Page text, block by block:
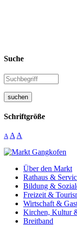
Suche
suchen
Schriftgröße
A A A
Über den Markt
Rathaus &
Bildung &
Freizeit &
Wirtschaft &
Kirchen, Kultur
Breitband